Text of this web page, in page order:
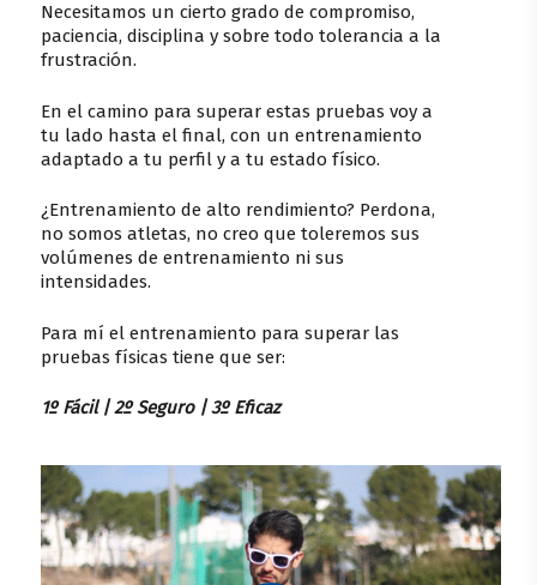
Necesitamos un cierto grado de compromiso,
paciencia, disciplina y sobre todo tolerancia a la
frustración.
En el camino para superar estas pruebas voy a
tu lado hasta el final, con un entrenamiento
adaptado a tu perfil y a tu estado físico.
¿Entrenamiento de alto rendimiento? Perdona,
no somos atletas, no creo que toleremos sus
volúmenes de entrenamiento ni sus
intensidades.
Para mí el entrenamiento para superar las
pruebas físicas tiene que ser:
1º Fácil | 2º Seguro | 3º Eficaz